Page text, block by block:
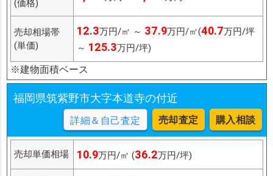
(価格)
売却相場帯
(単価)
12.3万円/㎡ ～ 37.9万円/㎡(40.7万円/坪
～ 125.3万円/坪)
※建物面積ベース
福岡県筑紫野市大字本道寺の付近
詳細＆自己査定 売却査定 購入相談
売却単価相場 10.9万円/㎡ (36.2万円/坪)